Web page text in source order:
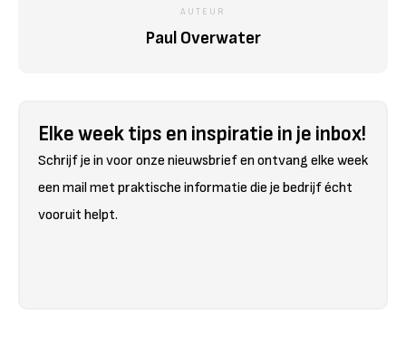
AUTEUR
Paul Overwater
Elke week tips en inspiratie in je inbox!
Schrijf je in voor onze nieuwsbrief en ontvang elke week
een mail met praktische informatie die je bedrijf écht
vooruit helpt.